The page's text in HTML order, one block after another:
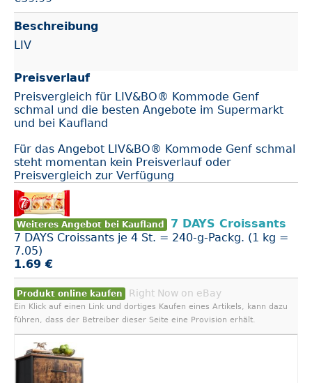
Beschreibung
LIV
Preisverlauf
Preisvergleich für LIV&BO® Kommode Genf
schmal und die besten Angebote im Supermarkt
und bei Kaufland
Für das Angebot LIV&BO® Kommode Genf schmal
steht momentan kein Preisverlauf oder
Preisvergleich zur Verfügung
Weiteres Angebot bei Kaufland
7 DAYS Croissants
7 DAYS Croissants je 4 St. = 240-g-Packg. (1 kg =
7.05)
1.69 €
Produkt online kaufen Right Now on eBay
Ein Klick auf einen Link und dortiges Kaufen eines Artikels, kann dazu
führen, dass der Betreiber dieser Seite eine Provision erhält.